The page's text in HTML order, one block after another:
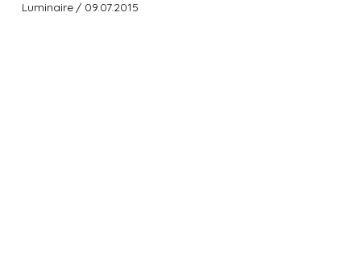
Luminaire / 09.07.2015